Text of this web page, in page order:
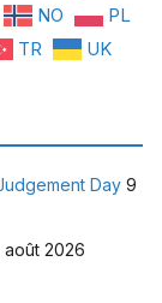
NO
PL
TR UK
Day 9
août 2026